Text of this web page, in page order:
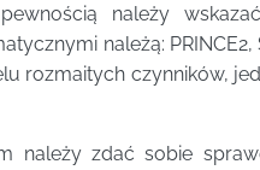
należy
należą:
rozmaitych czynników,
należy zdać sobie